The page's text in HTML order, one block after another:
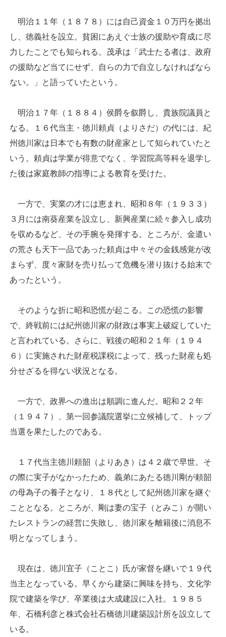
明治１１年（１８７８）には自己資金１０万円を拠出
し、徳義社を設立。貧困にあえぐ士族の援助や育成に尽
力したことでも知られる。茂承は「武士たる者は、政府
の援助など当てにせず、自らの力で自立しなければなら
ない。」と語っていたという。
明治１７年（１８８４）侯爵を叙爵し、貴族院議員と
なる。１６代当主・徳川頼貞（よりさだ）の代には、紀
州徳川家は日本でも有数の財産家として知られていたと
いう。頼貞は学業が得意でなく、学習院高等科を退学し
た後は家庭教師の指導による教育を受けた。
一方で、実業の才には恵まれ、昭和８年（１９３３）
３月には南葵産業を設立し、新興産業に続々参入し成功
を収めるなど、その手腕を発揮する。ところが、金遣い
の荒さも天下一品であった頼貞は中々その金銭感覚が改
まらず、度々家財を売り払って危機を潜り抜ける始末で
あったという。
そのような折に昭和恐慌が起こる。この恐慌の影響
で、終戦前には紀州徳川家の財政は事実上破綻していた
と言われている。さらに、戦後の昭和２１年（１９４
６）に実施された財産税課税によって、残った財産も処
分せざるを得ない状況となる。
一方で、政界への進出は順調に進んだ。昭和２２年
（１９４７）、第一回参議院選挙に立候補して、トップ
当選を果たしたのである。
１７代当主徳川頼韶（よりあき）は４２歳で早世。そ
の際に実子がなかったため、義弟にあたる徳川剛が頼韶
の母為子の養子となり、１８代として紀州徳川家を継ぐ
こととなる。ところが、剛は妻の宝子（とみこ）が開い
たレストランの経営に失敗し、徳川家を離籍後に消息不
明となってしまう。
現在は、徳川宜子（ことこ）氏が家督を継いで１９代
当主となっている。早くから建築に興味を持ち、文化学
院で建築を学び、卒業後は大成建設に入社。１９８５
年、石橋利彦と株式会社石橋徳川建築設計所を設立して
いる。